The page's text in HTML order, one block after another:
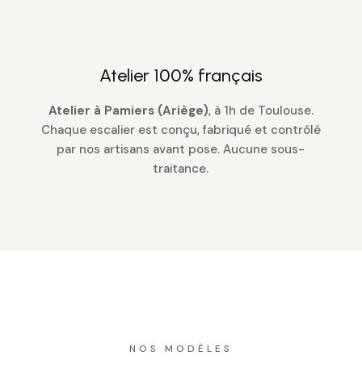
Atelier 100% français
Atelier à Pamiers (Ariège), à 1h de Toulouse.
Chaque escalier est conçu, fabriqué et contrôlé
par nos artisans avant pose. Aucune sous-
traitance.
NOS MODÈLES